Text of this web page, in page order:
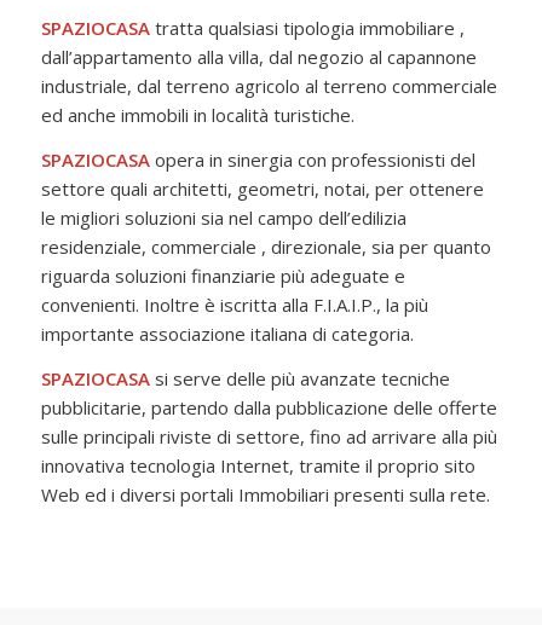
SPAZIOCASAtratta qualsiasi tipologia immobiliare ,
dall’appartamento alla villa, dal negozio al capannone
industriale, dal terreno agricolo al terreno commerciale
ed anche immobili in località turistiche.
SPAZIOCASAopera in sinergia con professionisti del
settore quali architetti, geometri, notai, per ottenere
le migliori soluzioni sia nel campo dell’edilizia
residenziale, commerciale , direzionale, sia per quanto
riguarda soluzioni finanziarie più adeguate e
convenienti. Inoltre è iscritta alla F.I.A.I.P., la più
importante associazione italiana di categoria.
SPAZIOCASAsi serve delle più avanzate tecniche
pubblicitarie, partendo dalla pubblicazione delle offerte
sulle principali riviste di settore, fino ad arrivare alla più
innovativa tecnologia Internet, tramite il proprio sito
Web ed i diversi portali Immobiliari presenti sulla rete.